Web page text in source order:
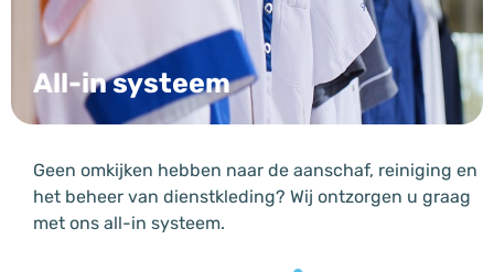
All-in systeem
Geen omkijken hebben naar de aanschaf, reiniging en
het beheer van dienstkleding? Wij ontzorgen u graag
met ons all-in systeem.